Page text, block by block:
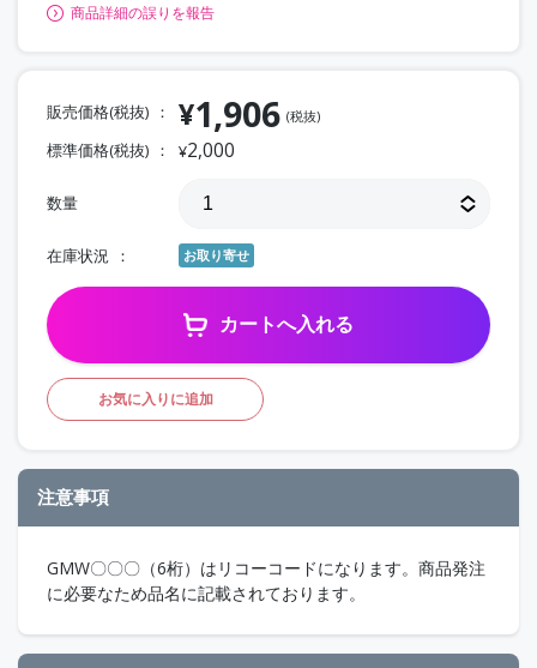
商品詳細の誤りを報告
販売価格(税抜) ¥1,906 (税抜)
標準価格(税抜) ¥2,000
数量
在庫状況 お取り寄せ
カートへ入れる
お気に入りに追加
注意事項
GMW〇〇〇（6桁）はリコーコードになります。商品発注
に必要なため品名に記載されております。